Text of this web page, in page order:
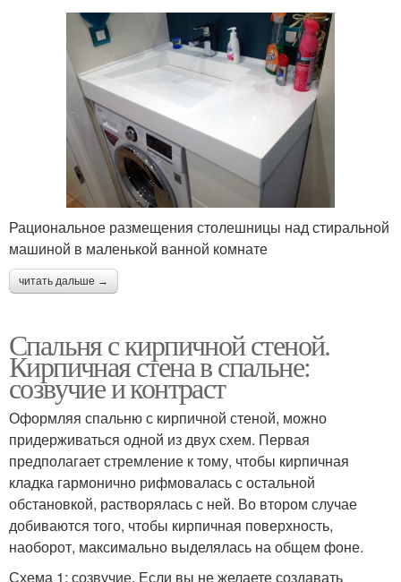
Рациональное размещения столешницы над стиральной
машиной в маленькой ванной комнате
читать дальше →
Спальня с кирпичной стеной.
Кирпичная стена в спальне:
созвучие и контраст
Оформляя спальню с кирпичной стеной, можно
придерживаться одной из двух схем. Первая
предполагает стремление к тому, чтобы кирпичная
кладка гармонично рифмовалась с остальной
обстановкой, растворялась с ней. Во втором случае
добиваются того, чтобы кирпичная поверхность,
наоборот, максимально выделялась на общем фоне.
Схема 1: созвучие. Если вы не желаете создавать